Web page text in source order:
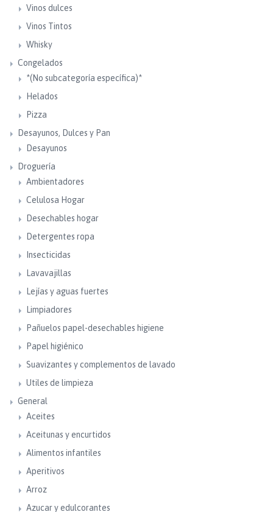
Vinos dulces
Vinos Tintos
Whisky
Congelados
*(No subcategoría específica)*
Helados
Pizza
Desayunos, Dulces y Pan
Desayunos
Droguería
Ambientadores
Celulosa Hogar
Desechables hogar
Detergentes ropa
Insecticidas
Lavavajillas
Lejías y aguas fuertes
Limpiadores
Pañuelos papel-desechables higiene
Papel higiénico
Suavizantes y complementos de lavado
Utiles de limpieza
General
Aceites
Aceitunas y encurtidos
Alimentos infantiles
Aperitivos
Arroz
Azucar y edulcorantes